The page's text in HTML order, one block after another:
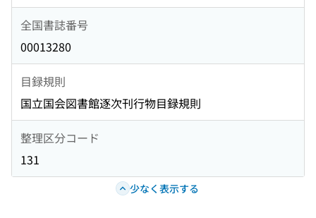
全国書誌番号
00013280
目録規則
国立国会図書館逐次刊行物目録規則
整理区分コード
131
少なく表示する